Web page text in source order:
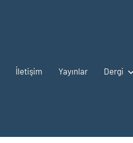
İletişim Yayınlar Dergi